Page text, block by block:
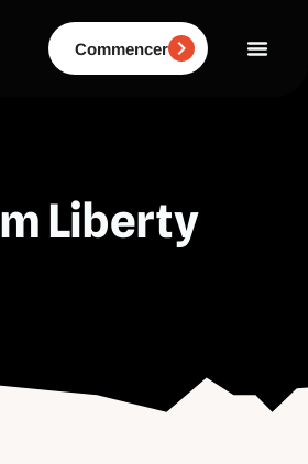
Commencer
Liberty